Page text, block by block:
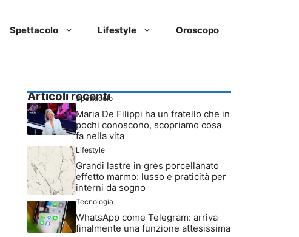
Spettacolo Lifestyle Oroscopo
Articoli recenti
Spettacolo
Maria De Filippi ha un fratello che in
pochi conoscono, scopriamo cosa
fa nella vita
Lifestyle
Grandi lastre in gres porcellanato
effetto marmo: lusso e praticità per
interni da sogno
Tecnologia
WhatsApp come Telegram: arriva
finalmente una funzione attesissima